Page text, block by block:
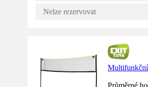
Nelze rezervovat
Průměrné